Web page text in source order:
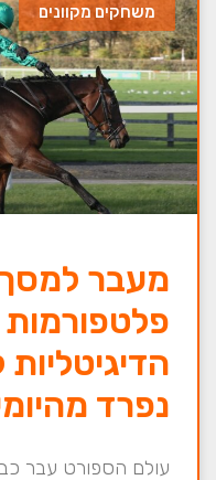
משחקים מקוונים
מעבר
נפרד
עולם הספורט עבר